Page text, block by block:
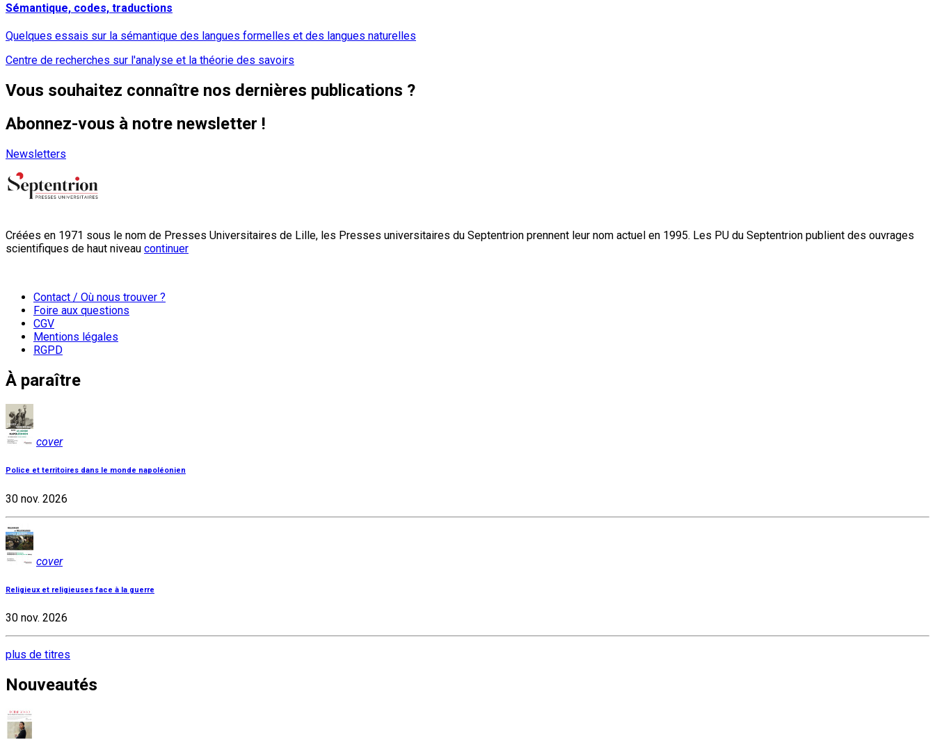
Sémantique, codes, traductions
Quelques essais sur la sémantique des langues formelles et des langues naturelles
Centre de recherches sur l'analyse et la théorie des savoirs
Vous souhaitez connaître nos dernières publications ?
Abonnez-vous à notre newsletter !
Newsletters
Créées en 1971 sous le nom de Presses Universitaires de Lille, les Presses universitaires du Septentrion prennent leur nom actuel en 1995. Les PU du Septentrion publient des ouvrages
scientifiques de haut niveau continuer
Contact / Où nous trouver ?
Foire aux questions
CGV
Mentions légales
RGPD
À paraître
cover
Police et territoires dans le monde napoléonien
30 nov. 2026
cover
Religieux et religieuses face à la guerre
30 nov. 2026
plus de titres
Nouveautés